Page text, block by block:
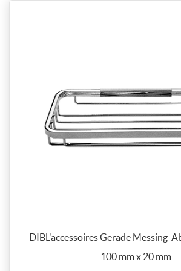
DIBL'accessoires Gerade Messing-
100 mm x 20 mm